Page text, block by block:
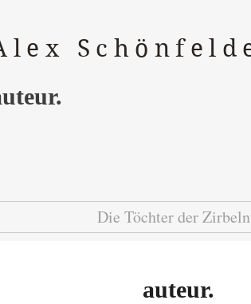
Die Töchter der
auteur.